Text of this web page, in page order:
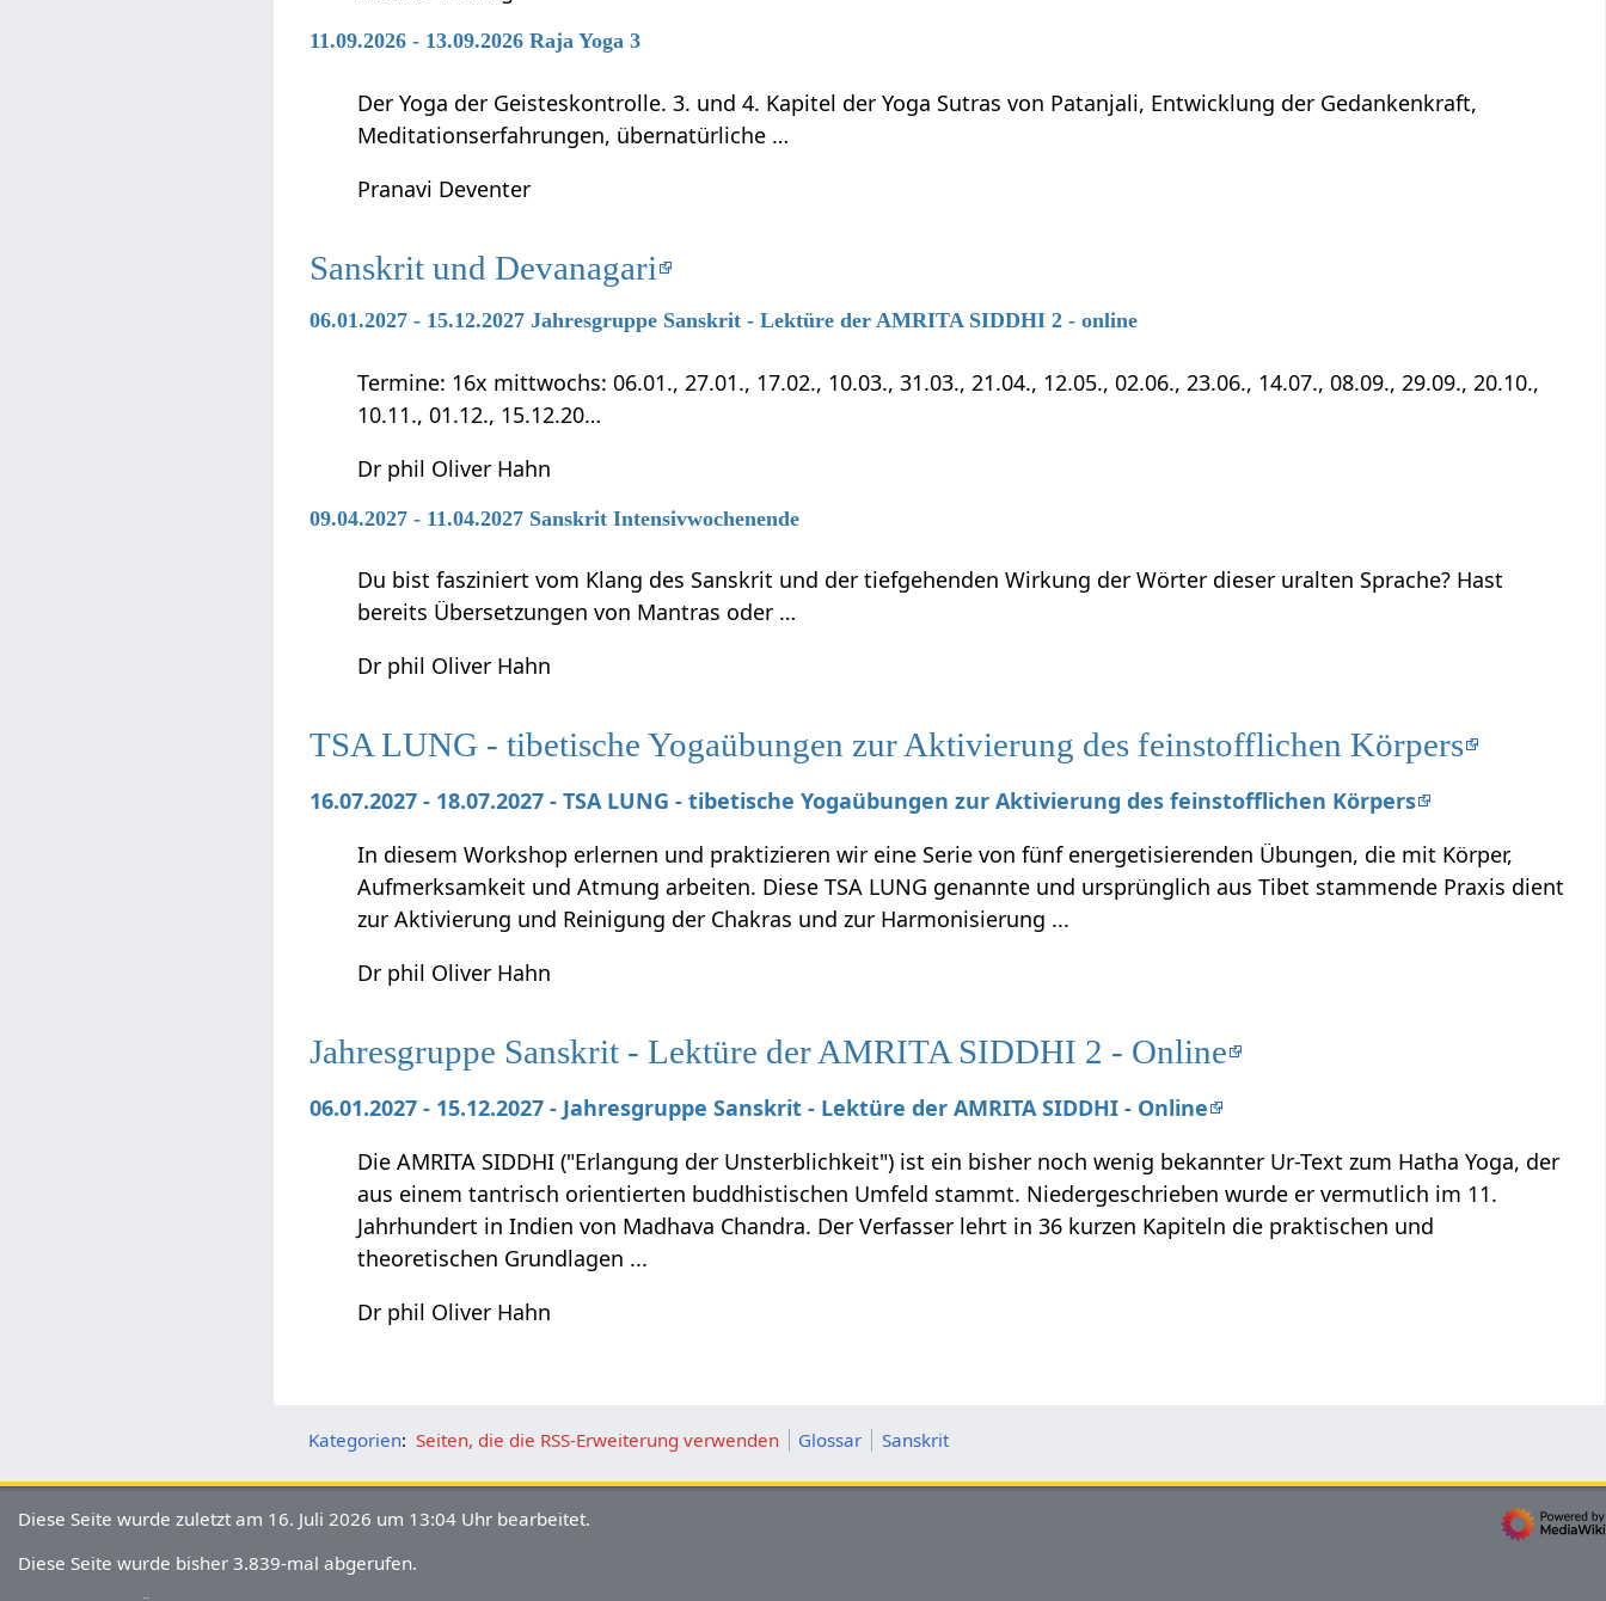
11.09.2026 - 13.09.2026 Raja Yoga 3
Der Yoga der Geisteskontrolle. 3. und 4. Kapitel der Yoga Sutras von Patanjali, Entwicklung der Gedankenkraft,
Meditationserfahrungen, übernatürliche …
Pranavi Deventer
Sanskrit und Devanagari
06.01.2027 - 15.12.2027 Jahresgruppe Sanskrit - Lektüre der AMRITA SIDDHI 2 - online
Termine: 16x mittwochs: 06.01., 27.01., 17.02., 10.03., 31.03., 21.04., 12.05., 02.06., 23.06., 14.07., 08.09., 29.09., 20.10.,
10.11., 01.12., 15.12.20…
Dr phil Oliver Hahn
09.04.2027 - 11.04.2027 Sanskrit Intensivwochenende
Du bist fasziniert vom Klang des Sanskrit und der tiefgehenden Wirkung der Wörter dieser uralten Sprache? Hast
bereits Übersetzungen von Mantras oder …
Dr phil Oliver Hahn
TSA LUNG - tibetische Yogaübungen zur Aktivierung des feinstofflichen Körpers
16.07.2027 - 18.07.2027 - TSA LUNG - tibetische Yogaübungen zur Aktivierung des feinstofflichen Körpers
In diesem Workshop erlernen und praktizieren wir eine Serie von fünf energetisierenden Übungen, die mit Körper,
Aufmerksamkeit und Atmung arbeiten. Diese TSA LUNG genannte und ursprünglich aus Tibet stammende Praxis dient
zur Aktivierung und Reinigung der Chakras und zur Harmonisierung ...
Dr phil Oliver Hahn
Jahresgruppe Sanskrit - Lektüre der AMRITA SIDDHI 2 - Online
06.01.2027 - 15.12.2027 - Jahresgruppe Sanskrit - Lektüre der AMRITA SIDDHI - Online
Die AMRITA SIDDHI ("Erlangung der Unsterblichkeit") ist ein bisher noch wenig bekannter Ur-Text zum Hatha Yoga, der
aus einem tantrisch orientierten buddhistischen Umfeld stammt. Niedergeschrieben wurde er vermutlich im 11.
Jahrhundert in Indien von Madhava Chandra. Der Verfasser lehrt in 36 kurzen Kapiteln die praktischen und
theoretischen Grundlagen ...
Dr phil Oliver Hahn
Kategorien: Seiten, die die RSS-Erweiterung verwenden Glossar Sanskrit
Diese Seite wurde zuletzt am 16. Juli 2026 um 13:04 Uhr bearbeitet.
Diese Seite wurde bisher 3.839-mal abgerufen.